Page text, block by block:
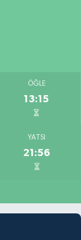
ÖĞLE
13:15
YATSI
21:56